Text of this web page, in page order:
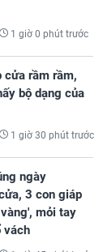
1 giờ 0 phút trước
cửa rầm rầm,
bộ dạng của
1 giờ 30 phút trước
ngày
3 con giáp
mỏi tay
vách